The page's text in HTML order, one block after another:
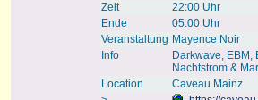
Zeit
22:00 Uhr
Ende
05:00 Uhr
Veranstaltung Mayence Noir
Info
Darkwave, EBM,
Nachtstrom &
Location
Caveau Mainz